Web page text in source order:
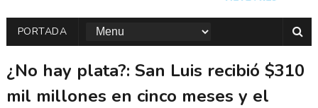
PORTADA
¿No hay plata?: San Luis recibió $310
mil millones en cinco meses y el